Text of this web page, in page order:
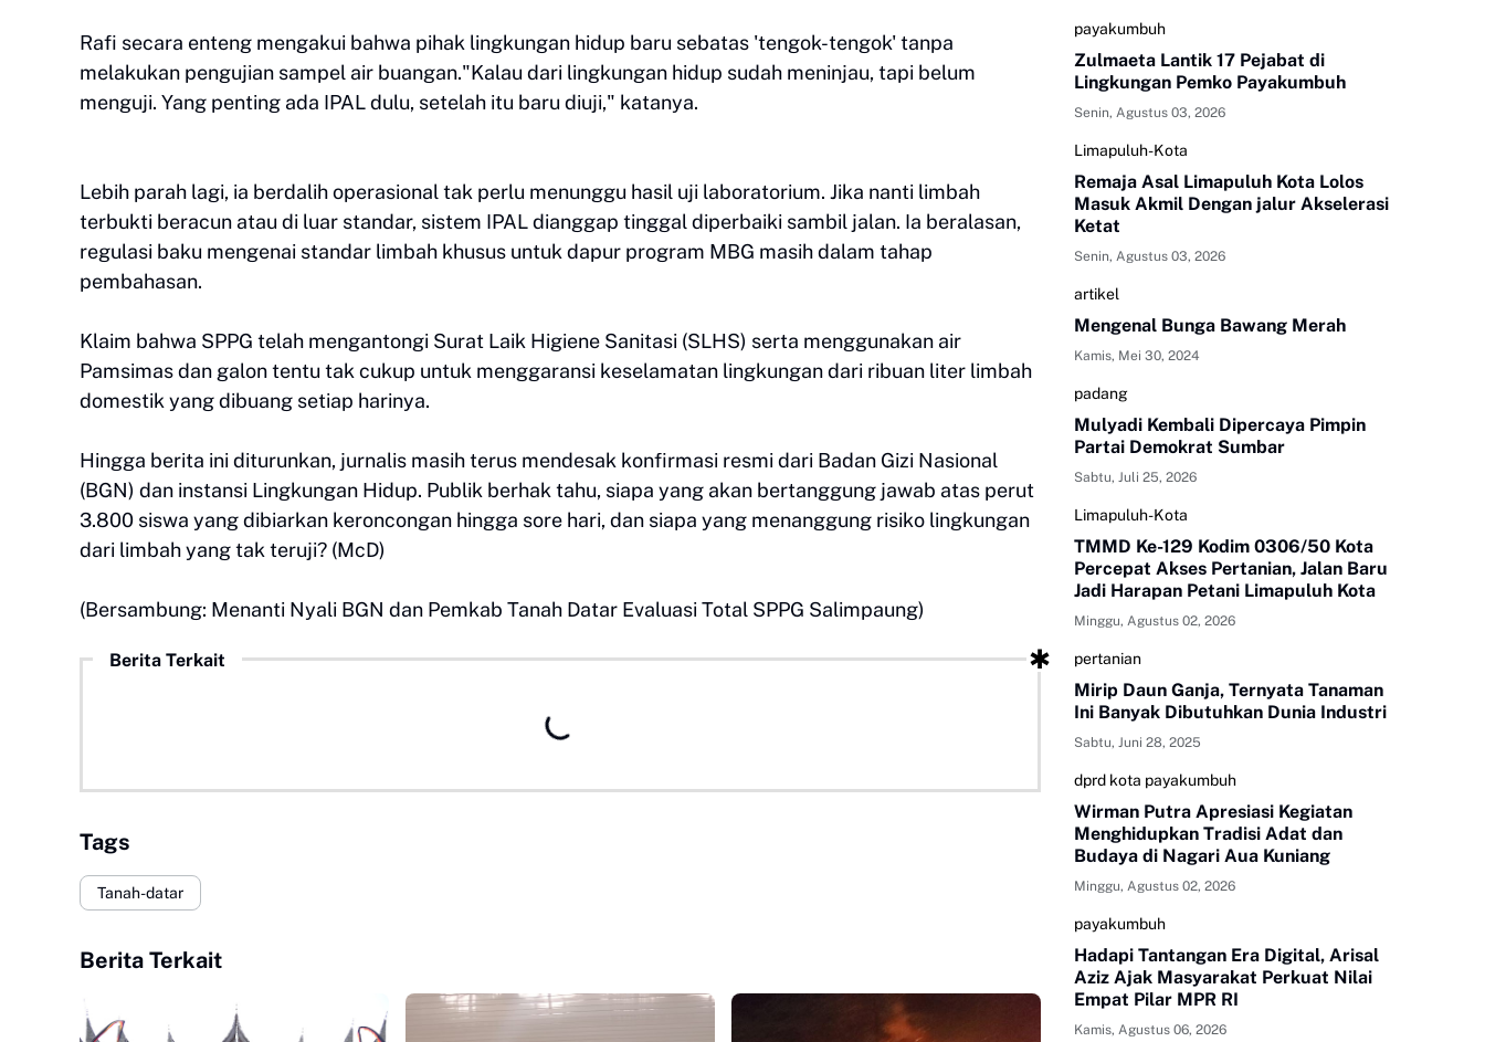
Rafi secara enteng mengakui bahwa pihak lingkungan hidup baru sebatas 'tengok-tengok' tanpa
melakukan pengujian sampel air buangan."Kalau dari lingkungan hidup sudah meninjau, tapi belum
menguji. Yang penting ada IPAL dulu, setelah itu baru diuji," katanya.
Lebih parah lagi, ia berdalih operasional tak perlu menunggu hasil uji laboratorium. Jika nanti limbah
terbukti beracun atau di luar standar, sistem IPAL dianggap tinggal diperbaiki sambil jalan. Ia beralasan,
regulasi baku mengenai standar limbah khusus untuk dapur program MBG masih dalam tahap
pembahasan.
Klaim bahwa SPPG telah mengantongi Surat Laik Higiene Sanitasi (SLHS) serta menggunakan air
Pamsimas dan galon tentu tak cukup untuk menggaransi keselamatan lingkungan dari ribuan liter limbah
domestik yang dibuang setiap harinya.
Hingga berita ini diturunkan, jurnalis masih terus mendesak konfirmasi resmi dari Badan Gizi Nasional
(BGN) dan instansi Lingkungan Hidup. Publik berhak tahu, siapa yang akan bertanggung jawab atas perut
3.800 siswa yang dibiarkan keroncongan hingga sore hari, dan siapa yang menanggung risiko lingkungan
dari limbah yang tak teruji? (McD)
(Bersambung: Menanti Nyali BGN dan Pemkab Tanah Datar Evaluasi Total SPPG Salimpaung)
Berita Terkait
Tags
Tanah-datar
Berita Terkait
payakumbuh
Zulmaeta Lantik 17 Pejabat di
Lingkungan Pemko Payakumbuh
Senin, Agustus 03, 2026
Limapuluh-Kota
Remaja Asal Limapuluh Kota Lolos
Masuk Akmil Dengan jalur Akselerasi
Ketat
Senin, Agustus 03, 2026
artikel
Mengenal Bunga Bawang Merah
Kamis, Mei 30, 2024
padang
Mulyadi Kembali Dipercaya Pimpin
Partai Demokrat Sumbar
Sabtu, Juli 25, 2026
Limapuluh-Kota
TMMD Ke-129 Kodim 0306/50 Kota
Percepat Akses Pertanian, Jalan Baru
Jadi Harapan Petani Limapuluh Kota
Minggu, Agustus 02, 2026
pertanian
Mirip Daun Ganja, Ternyata Tanaman
Ini Banyak Dibutuhkan Dunia Industri
Sabtu, Juni 28, 2025
dprd kota payakumbuh
Wirman Putra Apresiasi Kegiatan
Menghidupkan Tradisi Adat dan
Budaya di Nagari Aua Kuniang
Minggu, Agustus 02, 2026
payakumbuh
Hadapi Tantangan Era Digital, Arisal
Aziz Ajak Masyarakat Perkuat Nilai
Empat Pilar MPR RI
Kamis, Agustus 06, 2026